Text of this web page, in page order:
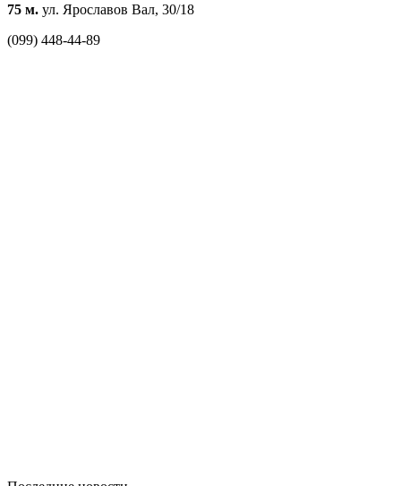
75 м. ул. Ярославов Вал, 30/18
(099) 448-44-89